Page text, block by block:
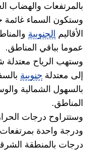
بالمرتفعات والهضاب
وستكون السماء غائمة
الأقاليم الجنوبية
عموما بباقي المناطق.
وستهب الرياح معتدلة
إلى معتدلة جنوبية
بالسهول الشمالية
المناطق.
درجات بالمنطقة